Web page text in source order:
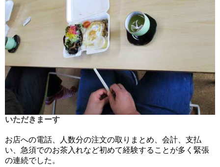
いただきまーす
お店への電話、人数分の注文の取りまとめ、会計、支払
い、急須でのお茶入れなど初めて経験することが多く緊張
の連続でした。